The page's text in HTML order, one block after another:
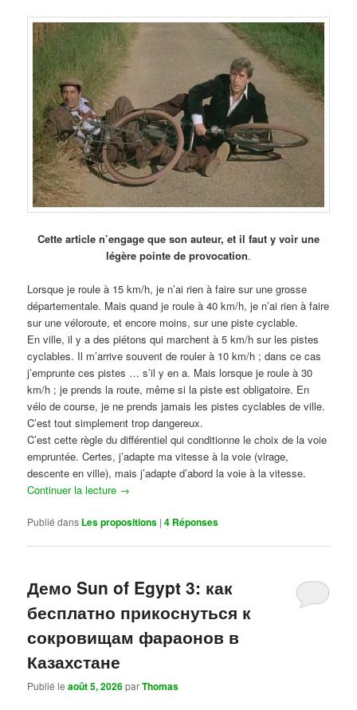
Cette article n’engage que son auteur, et il faut y voir une
légère pointe de provocation.
Lorsque je roule à 15 km/h, je n’ai rien à faire sur une grosse
départementale. Mais quand je roule à 40 km/h, je n’ai rien à faire
sur une véloroute, et encore moins, sur une piste cyclable.
En ville, il y a des piétons qui marchent à 5 km/h sur les pistes
cyclables. Il m’arrive souvent de rouler à 10 km/h ; dans ce cas
j’emprunte ces pistes … s’il y en a. Mais lorsque je roule à 30
km/h ; je prends la route, même si la piste est obligatoire. En
vélo de course, je ne prends jamais les pistes cyclables de ville.
C’est tout simplement trop dangereux.
C’est cette règle du différentiel qui conditionne le choix de la voie
empruntée. Certes, j’adapte ma vitesse à la voie (virage,
descente en ville), mais j’adapte d’abord la voie à la vitesse.
Continuer la lecture →
Publié dans Les propositions |4 Réponses
Демо Sun of Egypt 3: как
бесплатно прикоснуться к
сокровищам фараонов в
Казахстане
Publié leaoût 5, 2026parThomas